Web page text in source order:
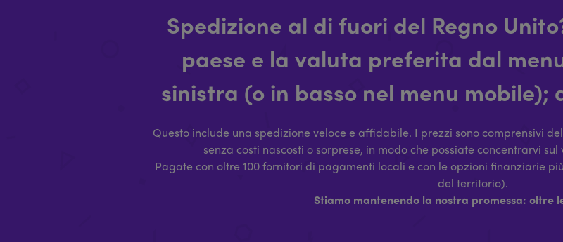
Spedizione al di fuori del Regno
paese e la valuta preferita dal
sinistra (o in basso nel menu mobile);
Questo include una spedizione veloce e affidabile. I prezzi sono comprensivi
senza costi nascosti o sorprese, in modo che possiate concentrarvi
Pagate con oltre 100 fornitori di pagamenti locali e con le opzioni finanziarie
del territorio).
Stiamo mantenendo la nostra promessa: oltre